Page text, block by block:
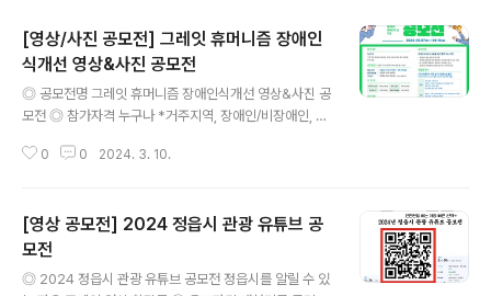
[영상/사진 공모전] 그레잇 휴머니즘 장애인
식개선 영상&사진 공모전
◎ 공모전명 그레잇 휴머니즘 장애인식개선 영상&사진 공
모전 ◎ 참가자격 누구나 *거주지역, 장애인/비장애인, 연
기간 : 2024. 3. 7(목) ~ 2024. 4. 14(일) -합격자 발표 :
사정에 의하여 변동 될 수도 있습니다. ◎ 주제 장애인식개
선의 내용을 담은 영상 또는 사진 · 장애인식개선 관련 자유
주제 · 장애와 장애인에 대한 올바른 인식을 확산할 수 있는
내용 · 내가 경험한 특별하고 감동적인 자원봉사 순간 · 장
0 0 2024. 3. 10.
[영상 공모전] 2024 정읍시 관광 유튜브 공
모전
◎ 2024 정읍시 관광 유튜브 공모전 정읍시를 알릴 수 있